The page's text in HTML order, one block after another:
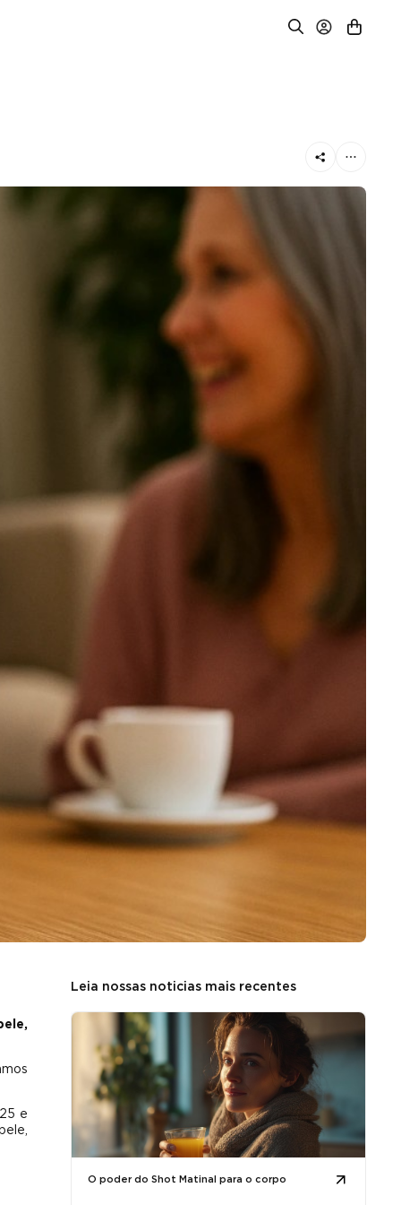
e
Leia nossas noticias mais recentes
O poder do Shot Matinal para o corpo